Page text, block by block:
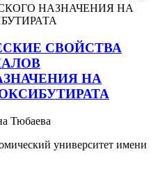
СВОЙСТВА
НА
Тюбаева
университет имени